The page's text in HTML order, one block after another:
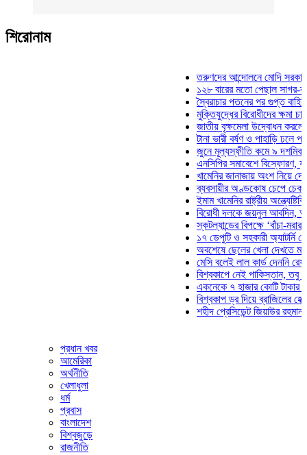
শিরোনাম
তরুণদের আন্দোলনে মোদি সরকার দুর্বল
১২৮ বারের মতো পেছাল সাগর-রুনি
স্বৈরাচার পতনের পর গুপ্ত বাহিনীর
মুক্তিযুদ্ধের বিরোধীদের ক্ষমা চাইতে
জাতীয় বৃক্ষমেলা উদ্বোধন করলেন
টানা ভারী বর্ষণ ও পাহাড়ি ঢলে পানিবন্দি
জুনে মূল্যস্ফীতি কমে ৯ দশমিক ১৬
এনসিপির সমাবেশে বিস্ফোরণ,
খামেনির জানাজায় অংশ নিয়ে দেশে
ব্যবসায়ীর অণ্ডকোষ চেপে চেক-
ইমাম খামেনির রাষ্ট্রীয়
বিরোধী দলকে জয়নুল আবদিন,
স্কটল্যান্ডের বিপক্ষে ‘বাঁচা-মরার
১৭ ডেপুটি ও সহকারী অ্যাটর্নি
অবশেষে ছেলের খেলা দেখতে মাঠে
মেসি বলেই লাল কার্ড দেননি রেফারি!
বিশ্বকাপে নেই পাকিস্তান, তবু
একনেকে ৭ হাজার কোটি টাকার ৫
বিশ্বকাপ ড্র দিয়ে ব্রাজিলের হেক্সা
শহীদ প্রেসিডেন্ট জিয়াউর রহমান
প্রধান খবর
আমেরিকা
অর্থনীতি
খেলাধুলা
ধর্ম
প্রবাস
বাংলাদেশ
বিশ্বজুড়ে
রাজনীতি